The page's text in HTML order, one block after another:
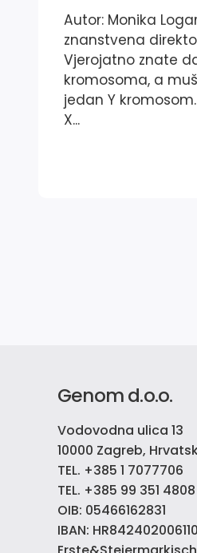
Autor: Monika
znanstvena
Vjerojatno znate
kromosoma, a
jedan Y
X...
Genom d.o.o.
Vodovodna ulica 13
10000 Zagreb,
TEL. +385 1 7077706
TEL. +385 99 351 4808
OIB: 05466162831
IBAN: